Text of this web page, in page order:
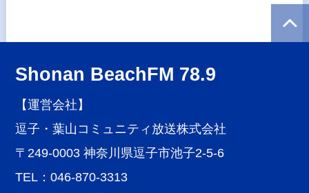
Shonan BeachFM 78.9
【運営会社】
逗子・葉山コミュニティ放送株式会社
〒249-0003 神奈川県逗子市池子2-5-6
TEL：046-870-3313